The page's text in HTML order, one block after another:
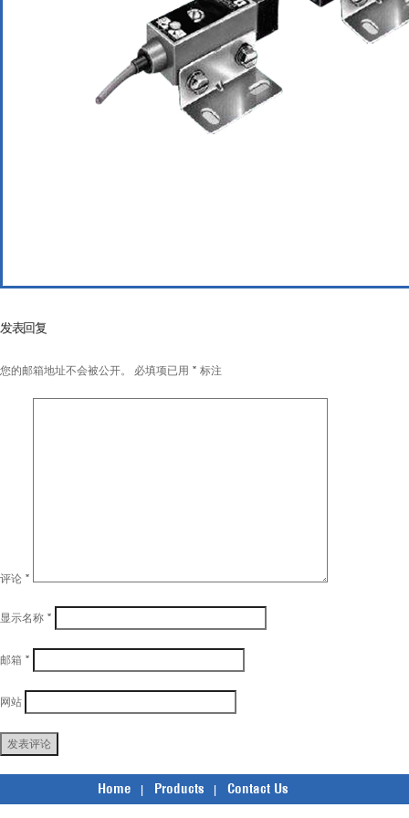
发表回复
您的邮箱地址不会被公开。 必填项已用 * 标注
评论 *
显示名称 *
邮箱 *
网站
Home Products Contact Us